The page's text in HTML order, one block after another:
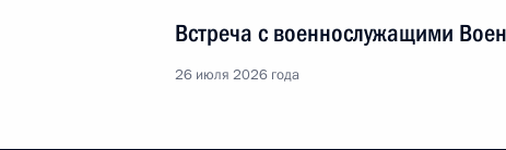
Встреча с военнослужащими
26 июля 2026 года